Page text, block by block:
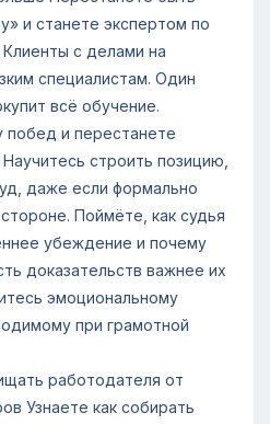
и станете экспертом по
с делами на
специалистам. Один
всё обучение.
побед и перестанете
строить позицию,
даже если формально
Поймёте, как судья
убеждение и почему
доказательств важнее их
эмоциональному
при грамотной
работодателя от
Узнаете как собирать